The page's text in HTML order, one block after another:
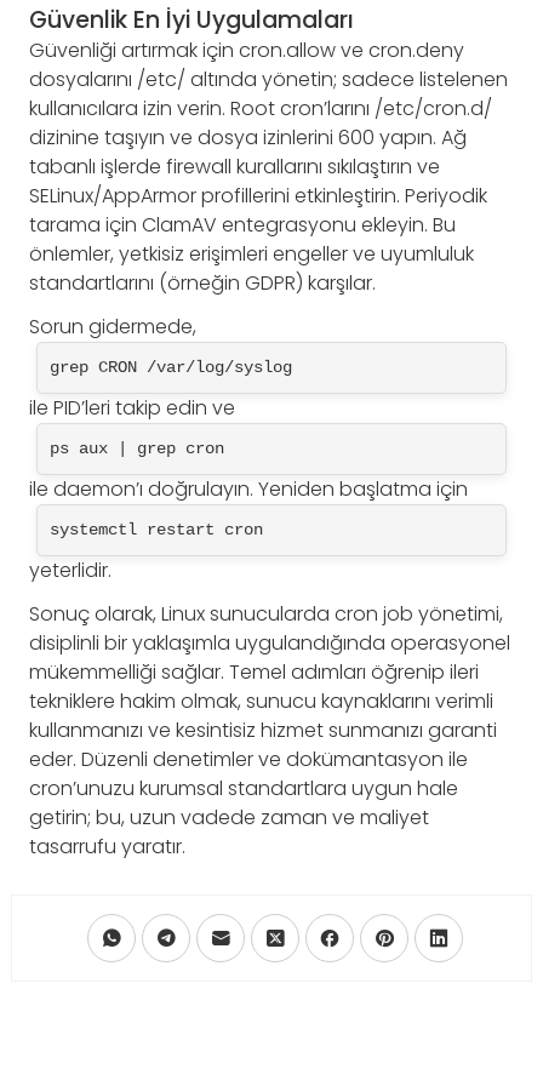
Güvenlik En İyi Uygulamaları
Güvenliği artırmak için cron.allow ve cron.deny
dosyalarını /etc/ altında yönetin; sadece listelenen
kullanıcılara izin verin. Root cron’larını /etc/cron.d/
dizinine taşıyın ve dosya izinlerini 600 yapın. Ağ
tabanlı işlerde firewall kurallarını sıkılaştırın ve
SELinux/AppArmor profillerini etkinleştirin. Periyodik
tarama için ClamAV entegrasyonu ekleyin. Bu
önlemler, yetkisiz erişimleri engeller ve uyumluluk
standartlarını (örneğin GDPR) karşılar.
Sorun gidermede,
grep CRON /var/log/syslog
ile PID’leri takip edin ve
ps aux | grep cron
ile daemon’ı doğrulayın. Yeniden başlatma için
systemctl restart cron
yeterlidir.
Sonuç olarak, Linux sunucularda cron job yönetimi,
disiplinli bir yaklaşımla uygulandığında operasyonel
mükemmelliği sağlar. Temel adımları öğrenip ileri
tekniklere hakim olmak, sunucu kaynaklarını verimli
kullanmanızı ve kesintisiz hizmet sunmanızı garanti
eder. Düzenli denetimler ve dokümantasyon ile
cron’unuzu kurumsal standartlara uygun hale
getirin; bu, uzun vadede zaman ve maliyet
tasarrufu yaratır.